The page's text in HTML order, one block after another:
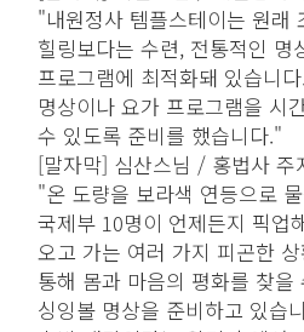
"내원정사 템플스테이는 원래
힐링보다는 수련, 전통적인 명
프로그램에 최적화돼 있습니
명상이나 요가 프로그램을 시
수 있도록 준비를 했습니다."
[말자막] 심산스님 / 홍법사 주
"온 도량을 보라색 연등으로
국제부 10명이 언제든지 픽업
오고 가는 여러 가지 피곤한
통해 몸과 마음의 평화를 찾을
싱잉볼 명상을 준비하고 있습